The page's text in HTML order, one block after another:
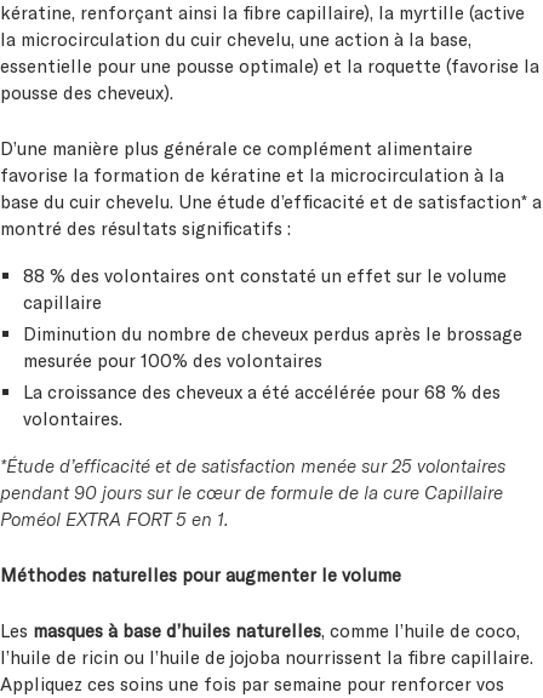
kératine, renforçant ainsi la fibre capillaire), la myrtille (active
la microcirculation du cuir chevelu, une action à la base,
essentielle pour une pousse optimale) et la roquette (favorise la
pousse des cheveux).
D’une manière plus générale ce complément alimentaire
favorise la formation de kératine et la microcirculation à la
base du cuir chevelu. Une étude d’efficacité et de satisfaction* a
montré des résultats significatifs :
88 % des volontaires ont constaté un effet sur le volume
capillaire
Diminution du nombre de cheveux perdus après le brossage
mesurée pour 100% des volontaires
La croissance des cheveux a été accélérée pour 68 % des
volontaires.
*Étude d’efficacité et de satisfaction menée sur 25 volontaires
pendant 90 jours sur le cœur de formule de la cure Capillaire
Poméol EXTRA FORT 5 en 1.
Méthodes naturelles pour augmenter le volume
Les masques à base d’huiles naturelles, comme l’huile de coco,
l’huile de ricin ou l’huile de jojoba nourrissent la fibre capillaire.
Appliquez ces soins une fois par semaine pour renforcer vos